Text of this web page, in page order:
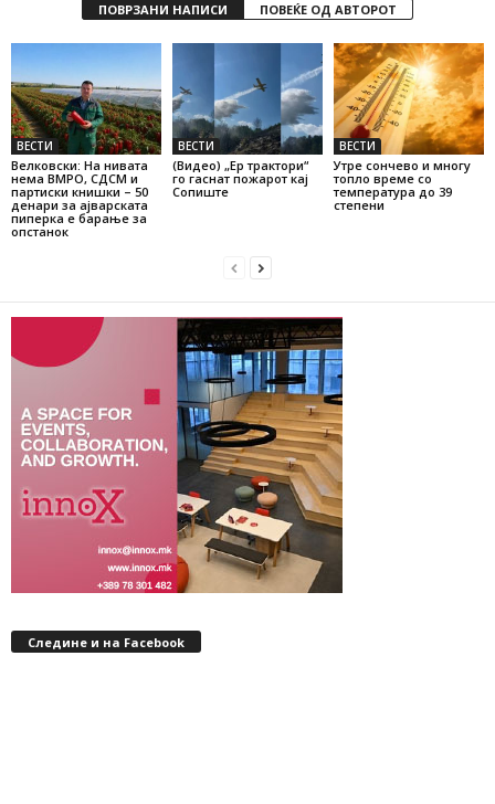
ПОВРЗАНИ НАПИСИ ПОВЕЌЕ ОД АВТОРОТ
ВЕСТИ
Велковски: На нивата
нема ВМРО, СДСМ и
партиски книшки – 50
денари за ајварската
пиперка е барање за
опстанок
ВЕСТИ
(Видео) „Ер трактори“
го гаснат пожарот кај
Сопиште
ВЕСТИ
Утре сончево и многу
топло време со
температура до 39
степени
Следине и на Facebook